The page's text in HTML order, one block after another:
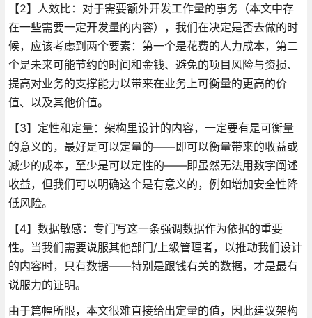
【2】人效比：对于需要额外开发工作量的事务（本文中存
在一些需要一定开发量的内容），我们在决定是否去做的时
候，应该考虑到两个要素：第一个是花费的人力成本，第二
个是未来可能节约的时间和金钱、避免的项目风险与资损、
提高对业务的支撑能力以带来在业务上可衡量的更高的价
值、以及其他价值。
【3】定性和定量：架构里设计的内容，一定要有是可衡量
的意义的，最好是可以定量的——即可以衡量带来的收益或
减少的成本，至少是可以定性的——即虽然无法用数字阐述
收益，但我们可以明确这个是有意义的，例如增加安全性降
低风险。
【4】数据敏感：专门写这一条强调数据作为依据的重要
性。当我们需要说服其他部门/上级管理者，以推动我们设计
的内容时，只有数据——特别是跟钱有关的数据，才是最有
说服力的证明。
由于篇幅所限，本文很难直接给出定量的值，因此建议架构